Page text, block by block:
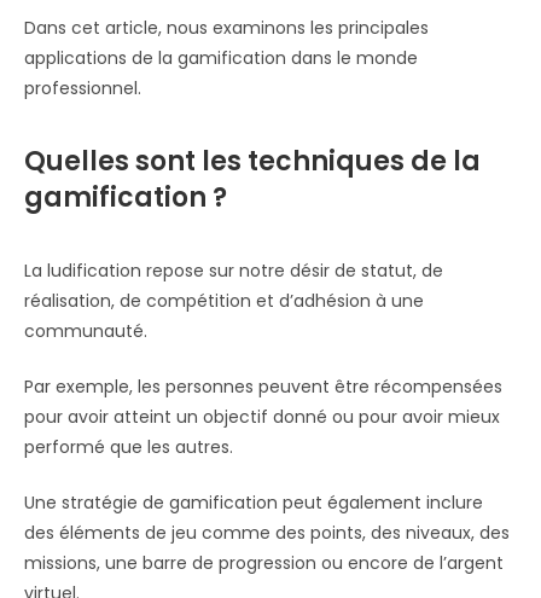
Dans cet article, nous examinons les principales
applications de la gamification dans le monde
professionnel.
Quelles sont les techniques de la
gamification ?
La ludification repose sur notre désir de statut, de
réalisation, de compétition et d’adhésion à une
communauté.
Par exemple, les personnes peuvent être récompensées
pour avoir atteint un objectif donné ou pour avoir mieux
performé que les autres.
Une stratégie de gamification peut également inclure
des éléments de jeu comme des points, des niveaux, des
missions, une barre de progression ou encore de l’argent
virtuel.